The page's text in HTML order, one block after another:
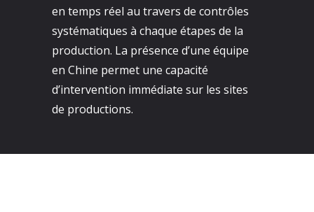
en temps réel au travers de contrôles
systématiques à chaque étapes de la
production. La présence d’une équipe
en Chine permet une capacité
d’intervention immédiate sur les sites
de productions.